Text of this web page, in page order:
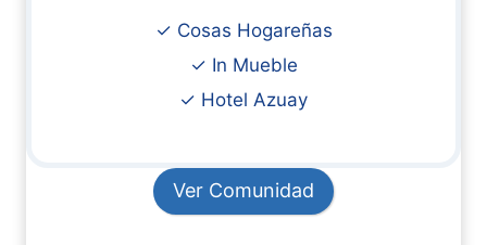
✓ Cosas Hogareñas
✓ In Mueble
✓ Hotel Azuay
Ver Comunidad